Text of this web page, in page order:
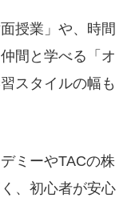
授業」や、時間
間と学べる「オ
スタイルの幅も
ミーやTACの株
、初心者が安心